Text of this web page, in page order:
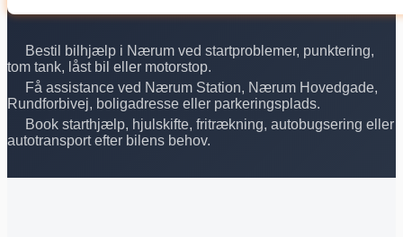
Bestil bilhjælp i Nærum ved startproblemer, punktering,
tom tank, låst bil eller motorstop.
Få assistance ved Nærum Station, Nærum Hovedgade,
Rundforbivej, boligadresse eller parkeringsplads.
Book starthjælp, hjulskifte, fritrækning, autobugsering eller
autotransport efter bilens behov.